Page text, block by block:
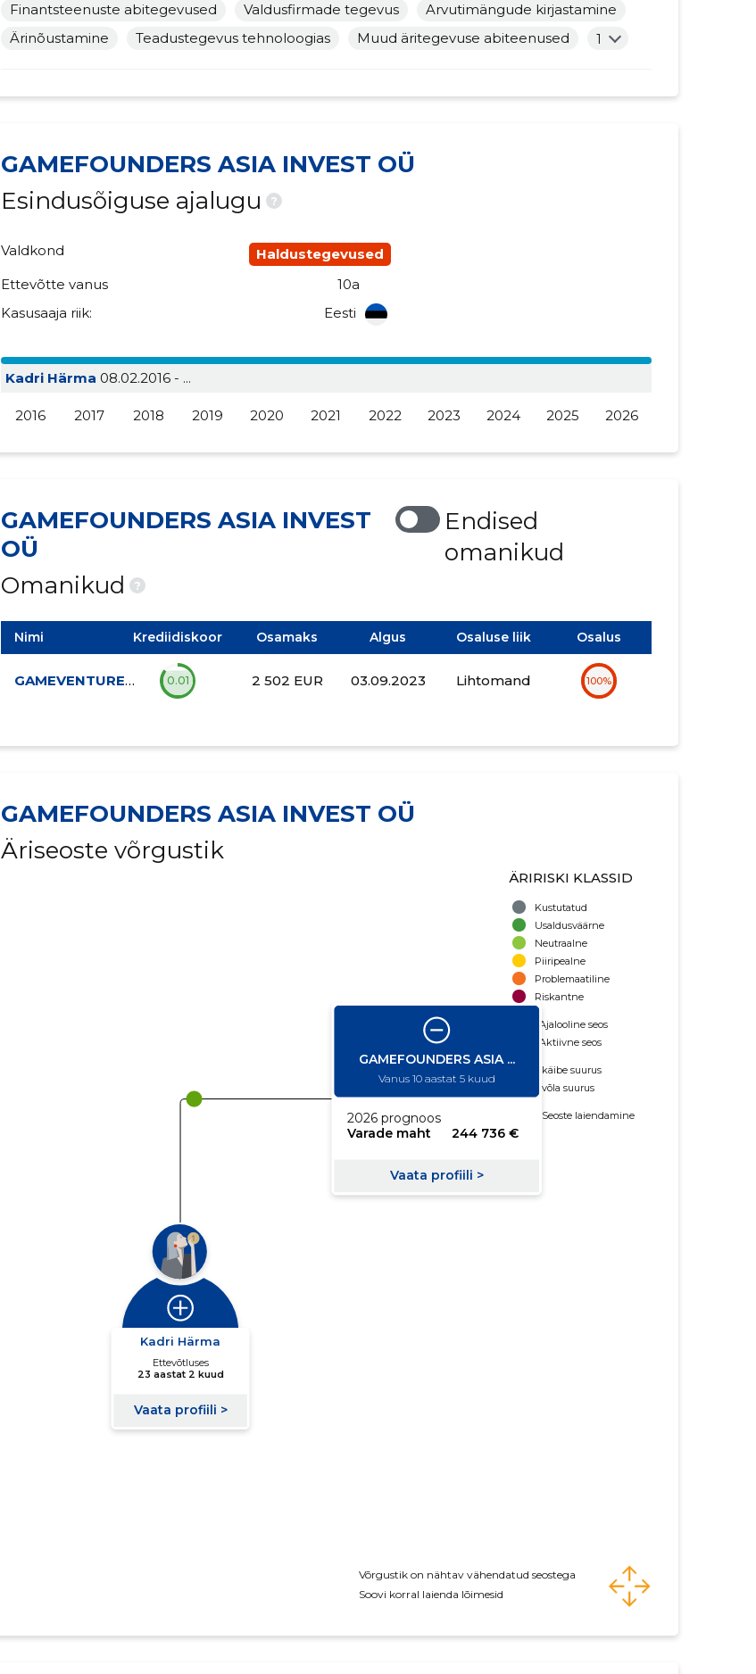
Finantsteenuste abitegevused Valdusfirmade tegevus
Arvutimängude kirjastamine
Ärinõustamine
Teadustegevus tehnoloogias Muud äritegevuse abiteenused 1
GAMEFOUNDERS ASIA INVEST OÜ
Esindusõiguse ajalugu
?
Valdkond
Haldustegevused
Ettevõtte vanus
10a
Kasusaaja riik:
Eesti
Kadri Härma 08.02.2016 - ...
2016 2017 2018 2019 2020 2021 2022 2023 2024 2025 2026
GAMEFOUNDERS ASIA INVEST
OÜ
Omanikud
?
Endised
omanikud
Nimi Krediidiskoor Osamaks Algus Osaluse liik Osalus
GAMEVENTURES OÜ 0.01 2 502 EUR 03.09.2023 Lihtomand 100%
GAMEFOUNDERS ASIA INVEST OÜ
Äriseoste võrgustik
ÄRIRISKI KLASSID
Kustutatud
Usaldusväärne
Neutraalne
Piiripealne
Problemaatiline
Riskantne
Ajalooline seos
Aktiivne seos
käibe suurus
võla suurus
Seoste laiendamine
Võrgustik on nähtav vähendatud seostega
Soovi korral laienda lõimesid